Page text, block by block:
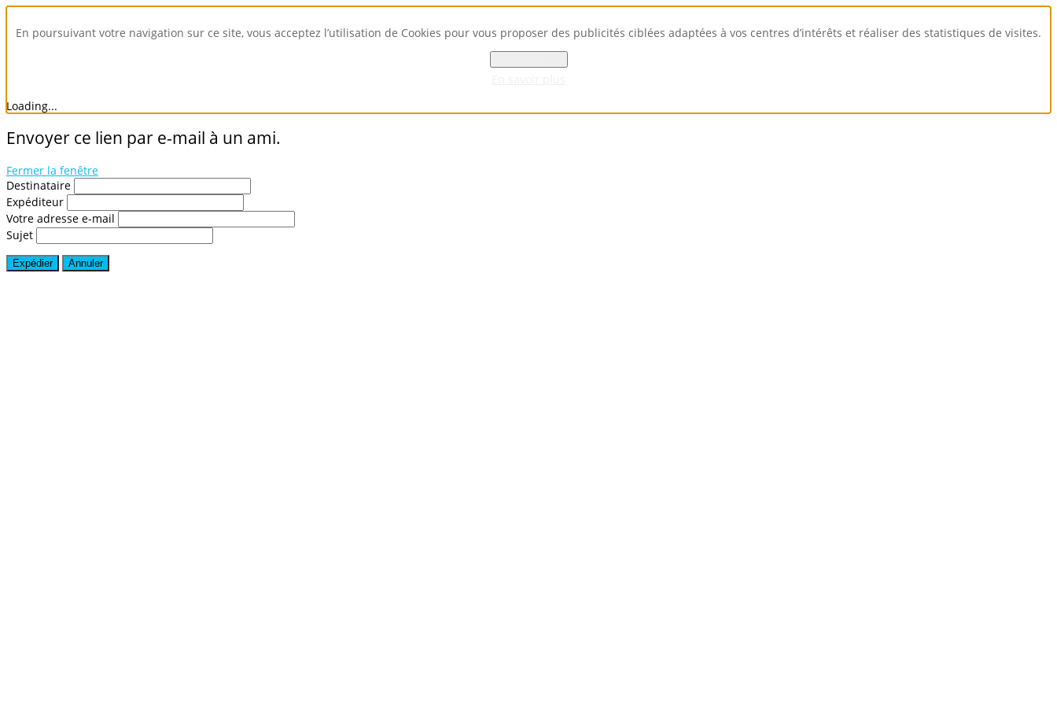
En poursuivant votre navigation sur ce site, vous acceptez l’utilisation de Cookies pour vous proposer des publicités ciblées adaptées à vos centres d’intérêts et réaliser des statistiques de visites.
Loading...
Envoyer ce lien par e-mail à un ami.
Fermer la fenêtre
Destinataire
Expéditeur
Votre adresse e-mail
Sujet
Expédier Annuler